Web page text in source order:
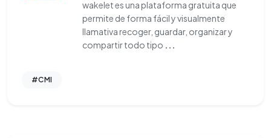
wakelet es una plataforma gratuita que
permite de forma fácil y visualmente
llamativa recoger, guardar, organizar y
compartir todo tipo ...
#CMI